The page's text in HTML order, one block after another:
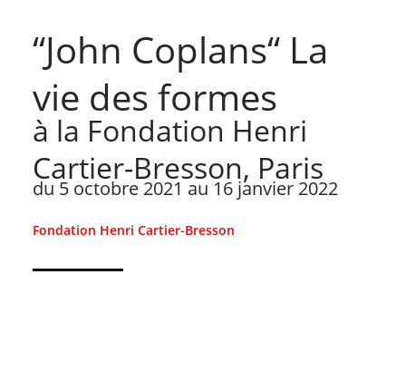
“John Coplans“ La
vie des formes
à la Fondation Henri
Cartier-Bresson, Paris
du 5 octobre 2021 au 16 janvier 2022
Fondation Henri Cartier-Bresson